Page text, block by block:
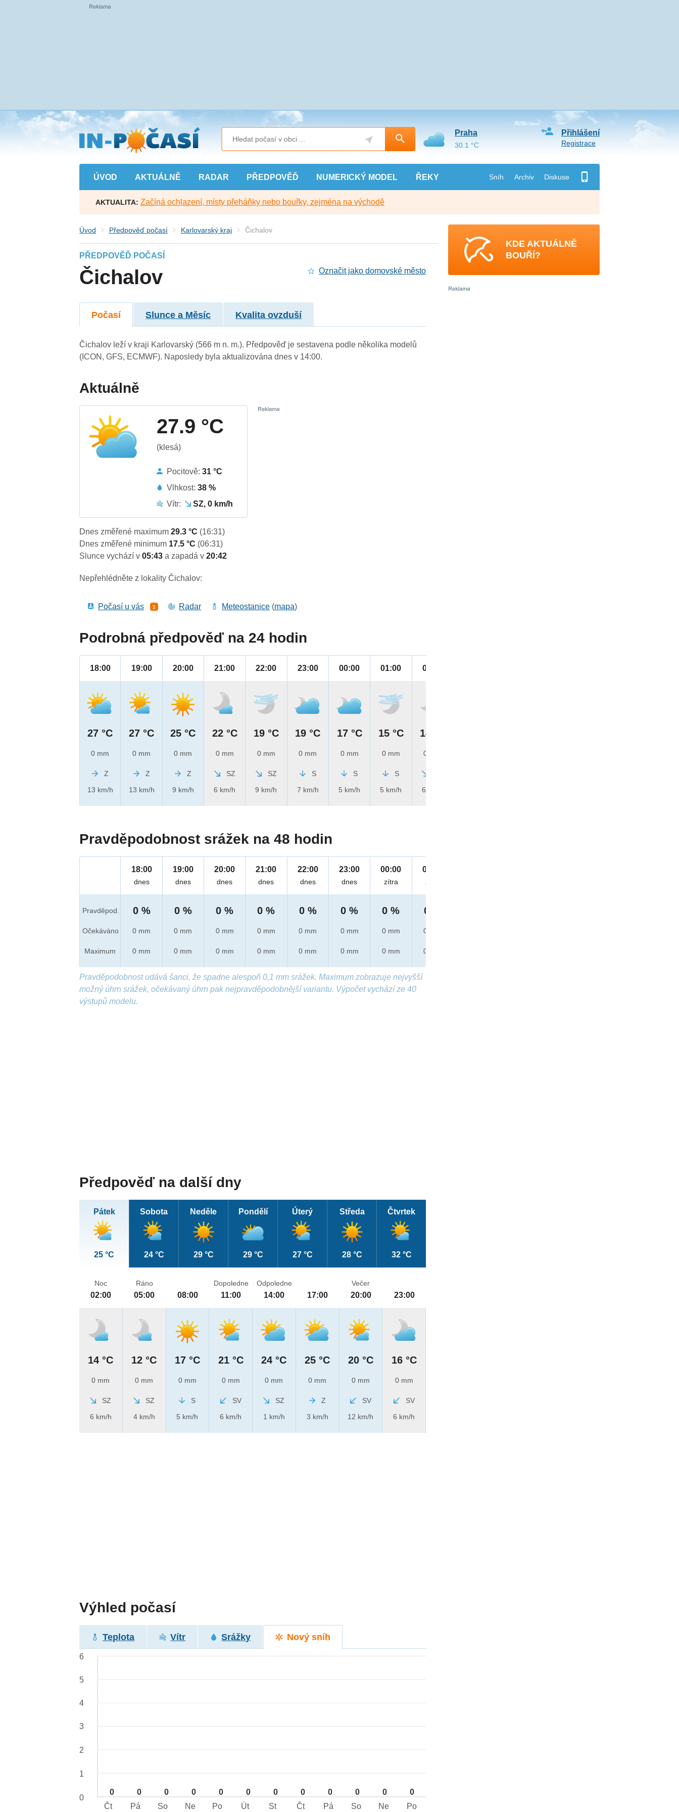
Přejít
na
hlavní
obsah
ÚVOD AKTUÁLNĚ RADAR PŘEDPOVĚĎ NUMERICKÝ MODEL ŘEKY Sníh Archiv Diskuse
Přihlášení
Registrace
Praha
30.1 °C
AKTUALITA: Začíná ochlazení, místy přeháňky nebo bouřky, zejména na východě
Úvod Předpověď počasí Karlovarský kraj Čichalov
PŘEDPOVĚĎ POČASÍ
Čichalov Označit jako domovské město
Počasí Slunce a Měsíc Kvalita ovzduší
Čichalov leží v kraji Karlovarský (566 m n. m.). Předpověď je sestavena podle několika modelů
(ICON, GFS, ECMWF). Naposledy byla aktualizována dnes v 14:00.
Aktuálně
27.9 °C
(klesá)
Pocitově:31 °C
Vlhkost:38 %
Vítr:
SZ, 0 km/h
Dnes změřené maximum29.3 °C (16:31)
Dnes změřené minimum 17.5 °C (06:31)
Slunce vychází v05:43a zapadá v20:42
Nepřehlédněte z lokality Čichalov:
Počasí u vás 1 Radar Meteostanice (mapa)
Podrobná předpověď na 24 hodin
18:00
27 °C
0 mm
Z
13 km/h
19:00
27 °C
0 mm
Z
13 km/h
20:00
25 °C
0 mm
Z
9 km/h
21:00
22 °C
0 mm
SZ
6 km/h
22:00
19 °C
0 mm
SZ
9 km/h
23:00
19 °C
0 mm
S
7 km/h
00:00
17 °C
0 mm
S
5 km/h
01:00
15 °C
0 mm
S
5 km/h
02:00
14 °C
0 mm
6 km/h
Pravděpodobnost srážek na 48 hodin
Pravděpod.
Očekáváno
Maximum
18:00
dnes
0 %
0 mm
0 mm
19:00
dnes
0 %
0 mm
0 mm
20:00
dnes
0 %
0 mm
0 mm
21:00
dnes
0 %
0 mm
0 mm
22:00
dnes
0 %
0 mm
0 mm
23:00
dnes
0 %
0 mm
0 mm
00:00
zítra
0 %
0 mm
0 mm
01:00
zítra
0 %
0 mm
0 mm
Pravděpodobnost udává šanci, že spadne alespoň 0,1 mm srážek. Maximum zobrazuje nejvyšší
možný úhrn srážek, očekávaný úhrn pak nejpravděpodobnější variantu. Výpočet vychází ze 40
výstupů modelu.
Předpověď na další dny
Pátek
25 °C
Sobota
24 °C
Neděle
29 °C
Pondělí
29 °C
Úterý
27 °C
Středa
28 °C
Čtvrtek
32 °C
Noc
02:00
14 °C
0 mm
SZ
6 km/h
Ráno
05:00
12 °C
0 mm
SZ
4 km/h
08:00
17 °C
0 mm
S
5 km/h
Dopoledne
11:00
21 °C
0 mm
SV
6 km/h
Odpoledne
14:00
24 °C
0 mm
SZ
1 km/h
17:00
25 °C
0 mm
Z
3 km/h
Večer
20:00
20 °C
0 mm
SV
12 km/h
23:00
16 °C
0 mm
SV
6 km/h
Výhled počasí
Teplota Vítr Srážky Nový sníh
0 0 0 0 0 0 0 0 0 0 0 0
6
5
4
3
2
1
0
Čt
Pá So Ne Po Út St Čt Pá So Ne Po
KDE AKTUÁLNĚ
BOUŘÍ?